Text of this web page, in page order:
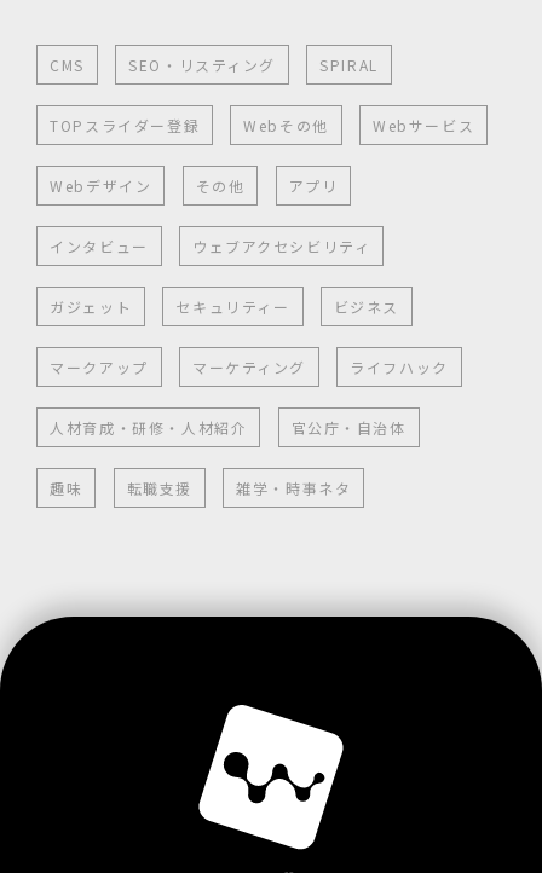
CMS SEO・リスティング SPIRAL
TOPスライダー登録 Webその他 Webサービス
Webデザイン その他 アプリ
インタビュー ウェブアクセシビリティ
ガジェット セキュリティー ビジネス
マークアップ マーケティング ライフハック
人材育成・研修・人材紹介 官公庁・自治体
趣味 転職支援 雑学・時事ネタ